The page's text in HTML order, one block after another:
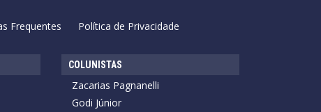
Frequentes Política de Privacidade
COLUNISTAS
Zacarias Pagnanelli
Godi Júnior